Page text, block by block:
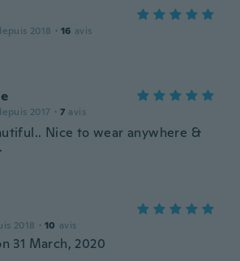
2018 · 16 avis
2017 · 7 avis
Nice to wear anywhere &
2018 · 10 avis
31 March, 2020